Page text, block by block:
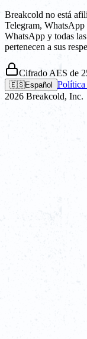
Breakcold no está
Telegram, WhatsApp
WhatsApp y todas
pertenecen a sus
Cifrado AES de
🇪🇸Español Política
2026 Breakcold, Inc.